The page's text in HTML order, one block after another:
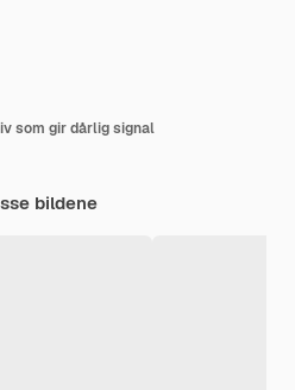
som gir dårlig signal
bildene